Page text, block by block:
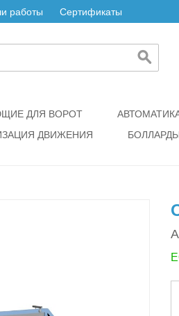
работы Сертификаты
ДЛЯ ВОРОТ
ДВИЖЕНИЯ